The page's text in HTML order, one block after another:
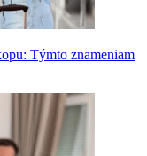
Týmto znameniam